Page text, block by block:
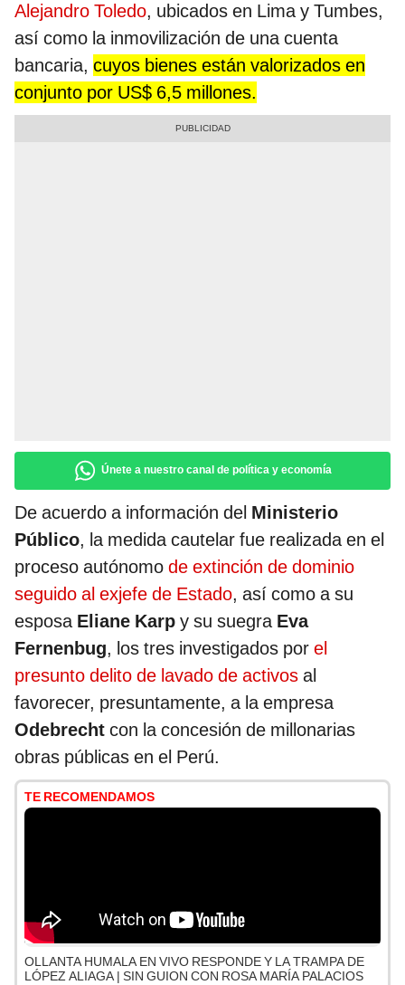
Alejandro Toledo, ubicados en Lima y Tumbes,
así como la inmovilización de una cuenta
bancaria, cuyos bienes están valorizados en
conjunto por US$ 6,5 millones.
Únete a nuestro canal de política y economía
De acuerdo a información del Ministerio
Público, la medida cautelar fue realizada en el
proceso autónomo de extinción de dominio
seguido al exjefe de Estado, así como a su
esposa Eliane Karp y su suegra Eva
Fernenbug, los tres investigados por el
presunto delito de lavado de activos al
favorecer, presuntamente, a la empresa
Odebrecht con la concesión de millonarias
obras públicas en el Perú.
TE RECOMENDAMOS
OLLANTA HUMALA EN VIVO RESPONDE Y LA TRAMPA DE
LÓPEZ ALIAGA | SIN GUION CON ROSA MARÍA PALACIOS